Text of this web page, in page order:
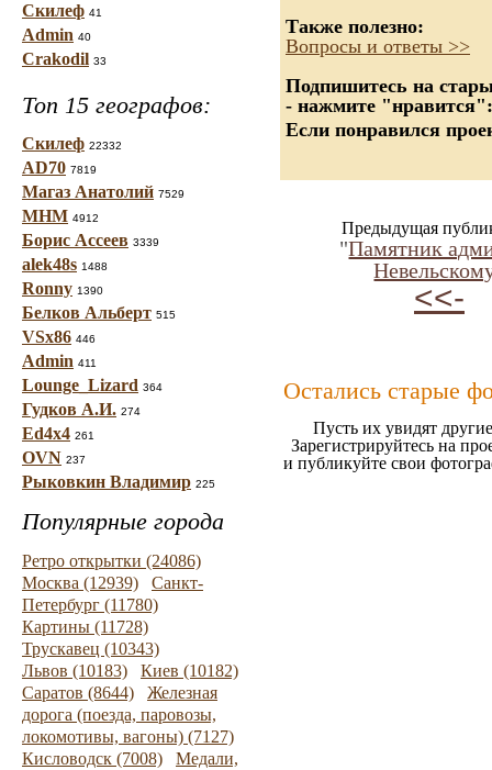
Скилеф 41
Admin 40
Crakodil 33
Топ 15 географов:
Скилеф 22332
AD70 7819
Магаз Анатолий 7529
МНМ 4912
Борис Ассеев 3339
alek48s 1488
Ronny 1390
Белков Альберт 515
VSx86 446
Admin 411
Lounge_Lizard 364
Гудков А.И. 274
Ed4x4 261
OVN 237
Рыковкин Владимир 225
Популярные города
Ретро открытки (24086)
Москва (12939)
Санкт-
Петербург (11780)
Картины (11728)
Трускавец (10343)
Львов (10183)
Киев (10182)
Саратов (8644)
Железная
дорога (поезда, паровозы,
локомотивы, вагоны) (7127)
Кисловодск (7008)
Медали,
Также полезно:
Вопросы и ответы >>
Подпишитесь на
- нажмите "нравится":
Если понравился
Предыдущая
"Памятник
<<-
Остались старые
Пусть их увидят
Зарегистрируйтесь на
и публикуйте свои